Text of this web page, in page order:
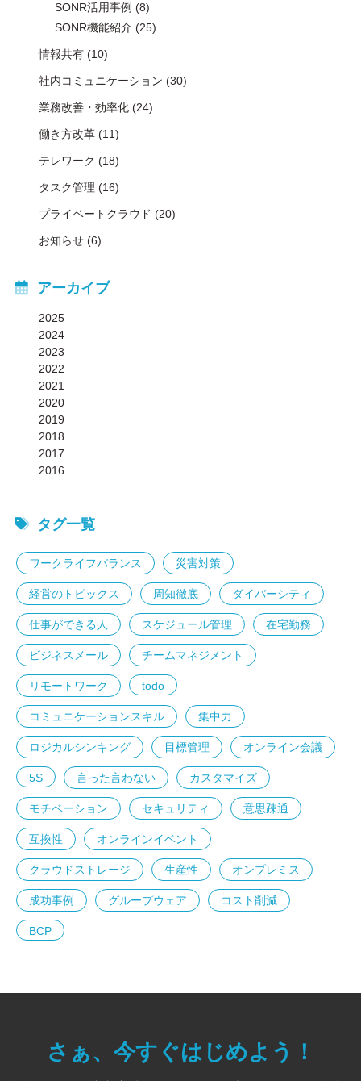
SONR活用事例 (8)
SONR機能紹介 (25)
情報共有 (10)
社内コミュニケーション (30)
業務改善・効率化 (24)
働き方改革 (11)
テレワーク (18)
タスク管理 (16)
プライベートクラウド (20)
お知らせ (6)
アーカイブ
2025
2024
2023
2022
2021
2020
2019
2018
2017
2016
タグ一覧
ワークライフバランス 災害対策
経営のトピックス 周知徹底 ダイバーシティ
仕事ができる人 スケジュール管理 在宅勤務
ビジネスメール チームマネジメント
リモートワーク todo
コミュニケーションスキル 集中力
ロジカルシンキング 目標管理 オンライン会議
5S 言った言わない カスタマイズ
モチベーション セキュリティ 意思疎通
互換性 オンラインイベント
クラウドストレージ 生産性 オンプレミス
成功事例 グループウェア コスト削減
BCP
さぁ、今すぐはじめよう！